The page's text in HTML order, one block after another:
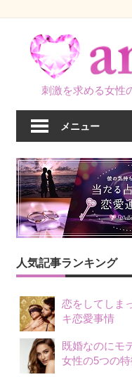
刺激を求める女性
メニュー
人気記事ランキング
恋をしてしま
キ恋愛事情
既婚なのにモ
女性の5つの特